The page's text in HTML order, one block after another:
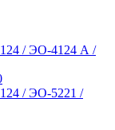
/ ЭО-4124 А /
/ ЭО-5221 /